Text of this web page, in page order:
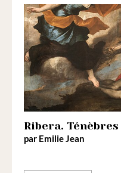
Ribera.
par Emilie Jean